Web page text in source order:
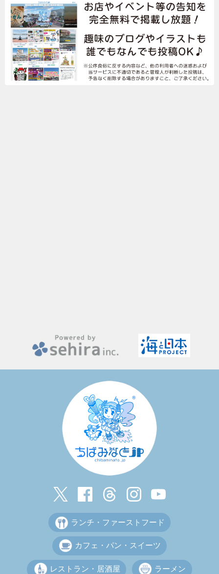
ランチ・ファーストフード
カフェ・パン・スイーツ
レストラン・居酒屋 ラーメン